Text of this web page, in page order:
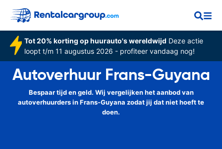
Tot 20% korting op huurauto's wereldwijd Deze actie
loopt t/m 11 augustus 2026 - profiteer vandaag nog!
Autoverhuur Frans-Guyana
Bespaar tijd en geld. Wij vergelijken het aanbod van
autoverhuurders in Frans-Guyana zodat jij dat niet hoeft te
doen.